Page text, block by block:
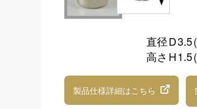
直径D3.5
高さ H1.5
製品仕様詳細はこちら